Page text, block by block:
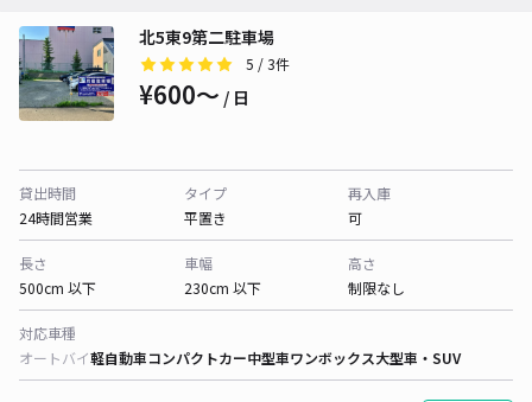
北5東9第二駐車場
5 / 3件
¥600〜 / 日
貸出時間
24時間営業
タイプ
平置き
再入庫
可
長さ
500cm 以下
車幅
230cm 以下
高さ
制限なし
対応車種
オートバイ軽自動車コンパクトカー中型車ワンボックス大型車・SUV